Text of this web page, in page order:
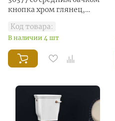
кнопка хром глянец,
Код товара:
В наличии 4 шт